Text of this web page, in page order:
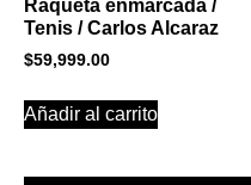
Raqueta enmarcada /
Tenis / Carlos Alcaraz
$59,999.00
Añadir al carrito